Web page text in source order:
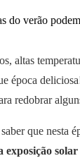
altas
época
redobrar
que nesta
exposição solar